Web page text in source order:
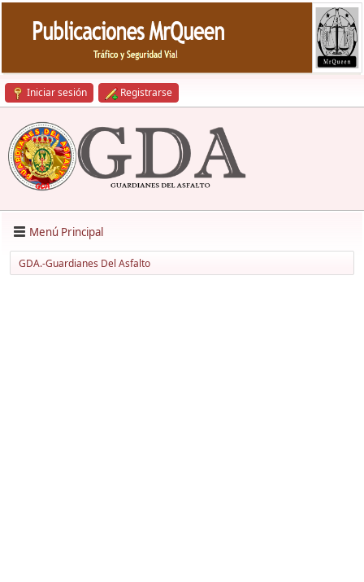
Iniciar sesión Registrarse
Menú Principal
GDA.-Guardianes Del Asfalto